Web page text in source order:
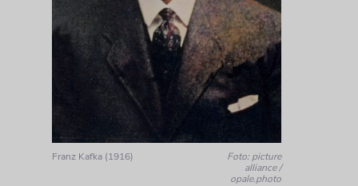
Franz Kafka (1916)
Foto: picture
alliance /
opale.photo